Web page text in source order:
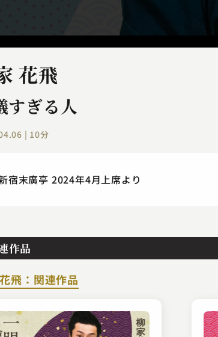
花飛
すぎる人
| 10分
宿末廣亭 2024年4月上席より
作品
飛：関連作品